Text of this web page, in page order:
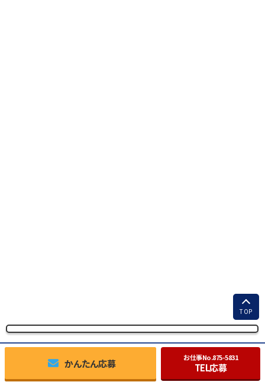
お仕事No.875-5831
TEL応募
かんたん応募
TOP